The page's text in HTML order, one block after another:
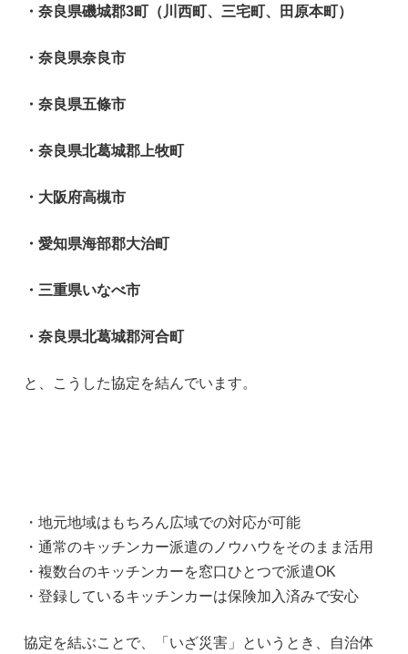
・奈良県磯城郡3町（川西町、三宅町、田原本町）
・奈良県奈良市
・奈良県五條市
・奈良県北葛城郡上牧町
・大阪府高槻市
・愛知県海部郡大治町
・三重県いなべ市
・奈良県北葛城郡河合町
と、こうした協定を結んでいます。
・地元地域はもちろん広域での対応が可能
・通常のキッチンカー派遣のノウハウをそのまま活用
・複数台のキッチンカーを窓口ひとつで派遣OK
・登録しているキッチンカーは保険加入済みで安心
協定を結ぶことで、「いざ災害」というとき、自治体